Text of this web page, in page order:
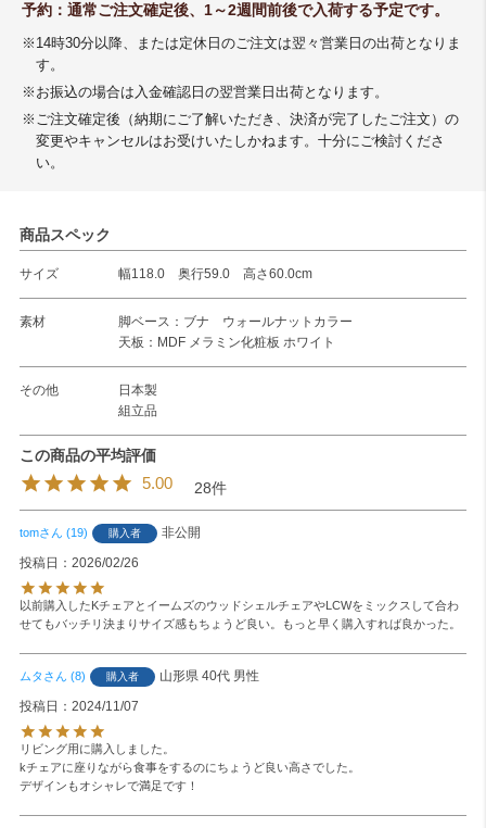
予約：通常ご注文確定後、1～2週間前後で入荷する予定です。
※14時30分以降、または定休日のご注文は翌々営業日の出荷となりま
す。
※お振込の場合は入金確認日の翌営業日出荷となります。
※ご注文確定後（納期にご了解いただき、決済が完了したご注文）の
変更やキャンセルはお受けいたしかねます。十分にご検討くださ
い。
商品スペック
サイズ 幅118.0 奥行59.0 高さ60.0cm
素材
脚ベース：ブナ ウォールナットカラー
天板：MDF メラミン化粧板 ホワイト
その他
日本製
組立品
5.00 28
tom 19 購入者
非公開
投稿日
2026/02/26
以前購入したKチェアとイームズのウッドシェルチェアやLCWをミックスして合わ
せてもバッチリ決まりサイズ感もちょうど良い。もっと早く購入すれば良かった。
ムタ 8 購入者 山形県 40代 男性
投稿日
2024/11/07
リビング用に購入しました。
kチェアに座りながら食事をするのにちょうど良い高さでした。
デザインもオシャレで満足です！